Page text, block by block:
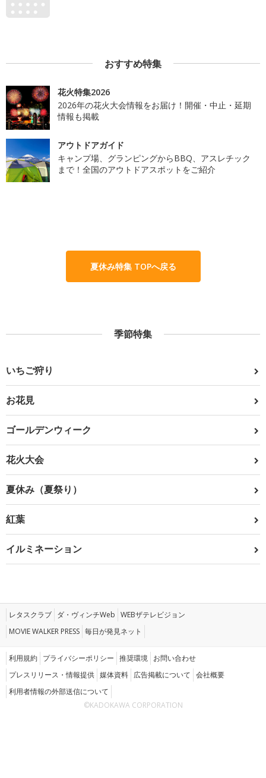
おすすめ特集
花火特集2026
2026年の花火大会情報をお届け！開催・中止・延期
情報も掲載
アウトドアガイド
キャンプ場、グランピングからBBQ、アスレチック
まで！全国のアウトドアスポットをご紹介
夏休み特集 TOPへ戻る
季節特集
いちご狩り
お花見
ゴールデンウィーク
花火大会
夏休み（夏祭り）
紅葉
イルミネーション
レタスクラブ ダ・ヴィンチWeb WEBザテレビジョン
MOVIE WALKER PRESS 毎日が発見ネット
利用規約 プライバシーポリシー 推奨環境 お問い合わせ
プレスリリース・情報提供 媒体資料 広告掲載について 会社概要
利用者情報の外部送信について
©KADOKAWA CORPORATION